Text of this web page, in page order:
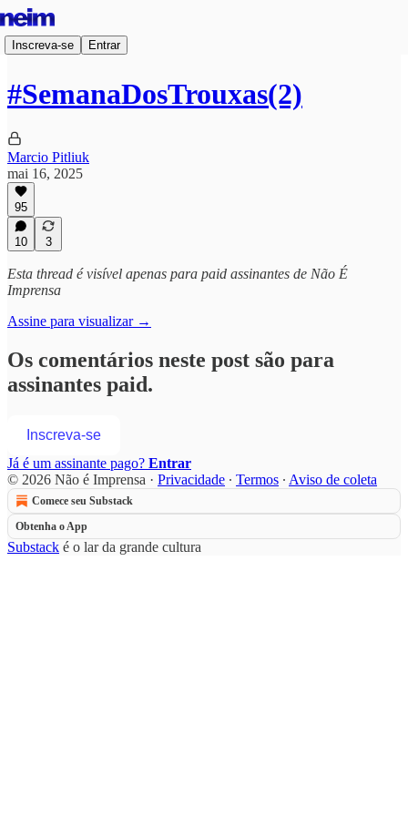
Inscreva-se Entrar
#SemanaDosTrouxas(2)
Marcio Pitliuk
mai 16, 2025
95
10 3
Esta thread é visível apenas para paid assinantes de Não É
Imprensa
Assine para visualizar →
Os comentários neste post são para
assinantes paid.
Inscreva-se
Já é um assinante pago? Entrar
© 2026 Não é Imprensa · Privacidade ∙ Termos ∙ Aviso de coleta
Comece seu Substack
Obtenha o App
Substack é o lar da grande cultura